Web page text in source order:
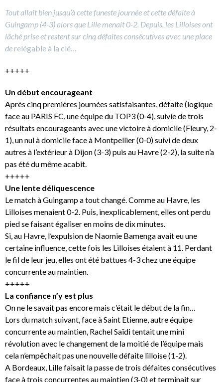
Tout allait bien jusqu’à cette funeste journée et cette défaite à
Guingamp (4-3) alors que Lille menait 0-2. Depuis, les Lilloises ont
lâché prise et restent sur cinq défaites consécutives avec une place
derelégable à la clé
+++++
Un début encourageant
Après cinq premières journées satisfaisantes, défaite (logique
face au PARIS FC, une équipe du TOP3 (0-4), suivie de trois
résultats encourageants avec une victoire à domicile (Fleury, 2-
1), un nul à domicile face à Montpellier (0-0) suivi de deux
autres à l’extérieur à Dijon (3-3) puis au Havre (2-2), la suite n’a
pas été du même acabit.
+++++
Une lente déliquescence
Le match à Guingamp a tout changé. Comme au Havre, les
Lilloises menaient 0-2. Puis, inexplicablement, elles ont perdu
pied se faisant égaliser en moins de dix minutes.
Si, au Havre, l’expulsion de Naomie Bamenga avait eu une
certaine influence, cette fois les Lilloises étaient à 11. Perdant
le fil de leur jeu, elles ont été battues 4-3 chez une équipe
concurrente au maintien.
+++++
La confiance n’y est plus
On ne le savait pas encore mais c’était le début de la fin…
Lors du match suivant, face à Saint Etienne, autre équipe
concurrente au maintien, Rachel Saïdi tentait une mini
révolution avec le changement de la moitié de l’équipe mais
cela n’empêchait pas une nouvelle défaite lilloise (1-2).
A Bordeaux, Lille faisait la passe de trois défaites consécutives
face à trois concurrentes au maintien (3-0) et terminait sur